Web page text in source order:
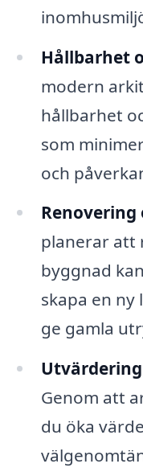
Hållbarhet
modern
hållbarhet
som
och
Renovering
planerar att
byggnad
skapa en
ge gamla
Genom att
du öka